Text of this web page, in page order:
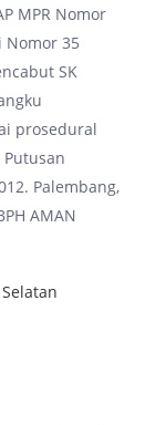
MPR Nomor
Nomor 35
SK
prosedural
Palembang,
AMAN